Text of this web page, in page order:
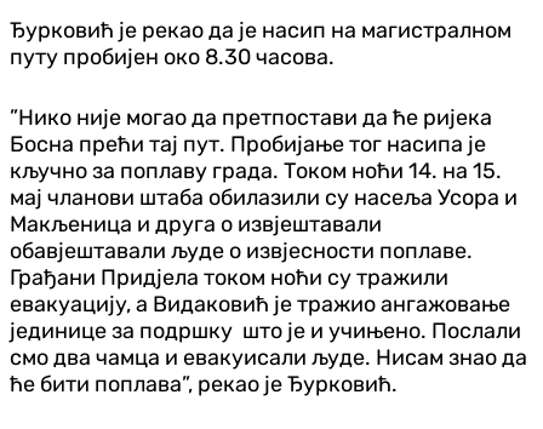
Ђурковић је рекао да је насип на магистралном
путу пробијен око 8.30 часова.
”Нико није могао да претпостави да ће ријека
Босна прећи тај пут. Пробијање тог насипа је
кључно за поплаву града. Током ноћи 14. на 15.
мај чланови штаба обилазили су насеља Усора и
Макљеница и друга о извјештавали
обавјештавали људе о извјесности поплаве.
Грађани Придјела током ноћи су тражили
евакуацију, а Видаковић је тражио ангажовање
јединице за подршку што је и учињено. Послали
смо два чамца и евакуисали људе. Нисам знао да
ће бити поплава”, рекао је Ђурковић.